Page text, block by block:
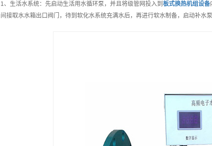
1、生活水系统：先启动生活用水循环泵，并且将级管网投入到 板式换热机组设备
间接取水水箱出口阀门，待到软化水系统充满水后，再进行软水制备，启动补水